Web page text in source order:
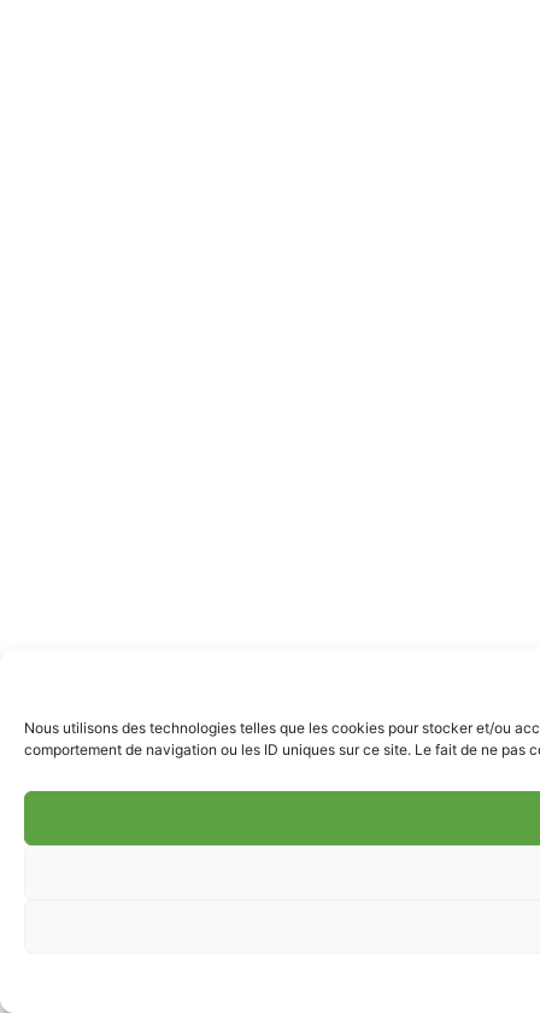
Nous utilisons des technologies telles que les cookies pour stocker et/ou
comportement de navigation ou les ID uniques sur ce site. Le fait de ne